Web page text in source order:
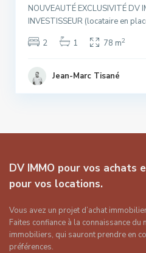
NOUVEAUTÉ EXCLUSIVITÉ DV
INVESTISSEUR (locataire en
2
1 78 m2
Jean-Marc Tisané
DV IMMO pour vos achats
pour vos locations.
Vous avez un projet d’achat
Faites confiance à la connaissance du
immobiliers, qui sauront prendre en
préférences.